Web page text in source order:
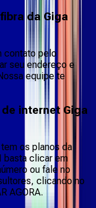
da Giga
contato pelo
seu endereço e
equipe te
internet Giga
os planos da
basta clicar em
ou fale no
clicando no
AGORA.